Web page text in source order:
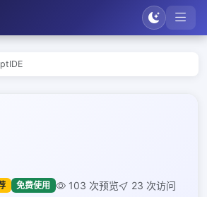
免费使用 103 次预览 23 次访问